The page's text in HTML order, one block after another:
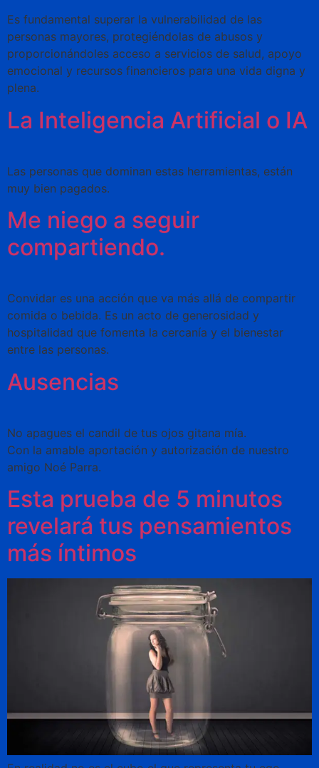
Es fundamental superar la vulnerabilidad de las
personas mayores, protegiéndolas de abusos y
proporcionándoles acceso a servicios de salud, apoyo
emocional y recursos financieros para una vida digna y
plena.
La Inteligencia Artificial o IA
Las personas que dominan estas herramientas, están
muy bien pagados.
Me niego a seguir
compartiendo.
Convidar es una acción que va más allá de compartir
comida o bebida. Es un acto de generosidad y
hospitalidad que fomenta la cercanía y el bienestar
entre las personas.
Ausencias
No apagues el candil de tus ojos gitana mía.
Con la amable aportación y autorización de nuestro
amigo Noé Parra.
Esta prueba de 5 minutos
revelará tus pensamientos
más íntimos